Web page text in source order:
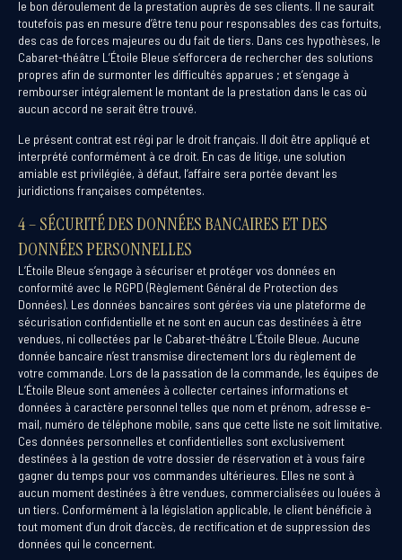
le bon déroulement de la prestation auprès de ses clients. Il ne saurait
toutefois pas en mesure d’être tenu pour responsables des cas fortuits,
des cas de forces majeures ou du fait de tiers. Dans ces hypothèses, le
Cabaret-théâtre L’Étoile Bleue s’efforcera de rechercher des solutions
propres afin de surmonter les difficultés apparues ; et s’engage à
rembourser intégralement le montant de la prestation dans le cas où
aucun accord ne serait être trouvé.
Le présent contrat est régi par le droit français. Il doit être appliqué et
interprété conformément à ce droit. En cas de litige, une solution
amiable est privilégiée, à défaut, l’affaire sera portée devant les
juridictions françaises compétentes.
4 – SÉCURITÉ DES DONNÉES BANCAIRES ET DES
DONNÉES PERSONNELLES
L’Étoile Bleue s’engage à sécuriser et protéger vos données en
conformité avec le RGPD (Règlement Général de Protection des
Données). Les données bancaires sont gérées via une plateforme de
sécurisation confidentielle et ne sont en aucun cas destinées à être
vendues, ni collectées par le Cabaret-théâtre L’Étoile Bleue. Aucune
donnée bancaire n’est transmise directement lors du règlement de
votre commande. Lors de la passation de la commande, les équipes de
L’Étoile Bleue sont amenées à collecter certaines informations et
données à caractère personnel telles que nom et prénom, adresse e-
mail, numéro de téléphone mobile, sans que cette liste ne soit limitative.
Ces données personnelles et confidentielles sont exclusivement
destinées à la gestion de votre dossier de réservation et à vous faire
gagner du temps pour vos commandes ultérieures. Elles ne sont à
aucun moment destinées à être vendues, commercialisées ou louées à
un tiers. Conformément à la législation applicable, le client bénéficie à
tout moment d’un droit d’accès, de rectification et de suppression des
données qui le concernent.